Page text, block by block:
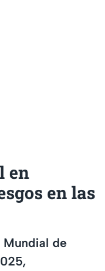
en
en las
Mundial de